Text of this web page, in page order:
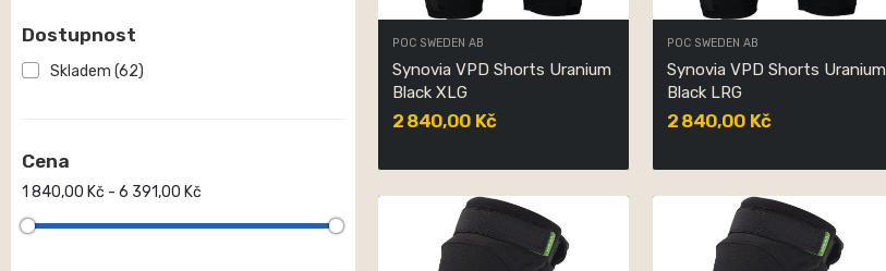
Dostupnost
Skladem (62)
Cena
1 840,00 Kč - 6 391,00 Kč
POC SWEDEN AB
Synovia VPD Shorts Uranium
Black XLG
2 840,00 Kč
POC SWEDEN AB
Synovia VPD Shorts Uranium
Black LRG
2 840,00 Kč